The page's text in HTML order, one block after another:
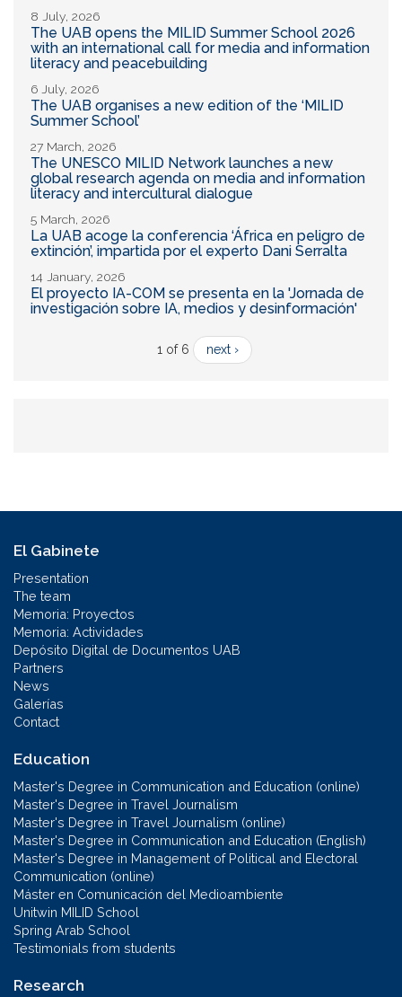
8 July, 2026
The UAB opens the MILID Summer School 2026
with an international call for media and information
literacy and peacebuilding
6 July, 2026
The UAB organises a new edition of the ‘MILID
Summer School’
27 March, 2026
The UNESCO MILID Network launches a new
global research agenda on media and information
literacy and intercultural dialogue
5 March, 2026
La UAB acoge la conferencia ‘África en peligro de
extinción’, impartida por el experto Dani Serralta
14 January, 2026
El proyecto IA-COM se presenta en la 'Jornada de
investigación sobre IA, medios y desinformación'
1 of 6 next ›
El Gabinete
Presentation
The team
Memoria: Proyectos
Memoria: Actividades
Depósito Digital de Documentos UAB
Partners
News
Galerías
Contact
Education
Master's Degree in Communication and Education (online)
Master's Degree in Travel Journalism
Master's Degree in Travel Journalism (online)
Master's Degree in Communication and Education (English)
Master's Degree in Management of Political and Electoral
Communication (online)
Máster en Comunicación del Medioambiente
Unitwin MILID School
Spring Arab School
Testimonials from students
Research